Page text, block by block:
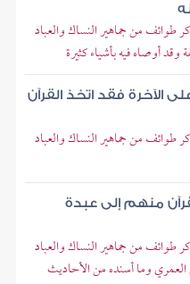
طوائف من جماهير النساك والعباد
أوصاه فيه بأشياء كثيرة
الآخرة فقد اتخذ القرآن
طوائف من جماهير النساك والعباد
منهم إلى عبدة
طوائف من جماهير النساك والعباد
وما أسنده من الأحاديث